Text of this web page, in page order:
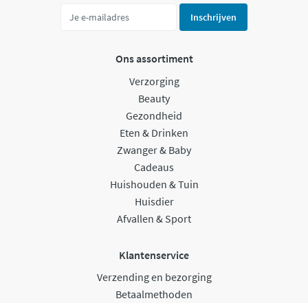
Inschrijven
Ons assortiment
Verzorging
Beauty
Gezondheid
Eten & Drinken
Zwanger & Baby
Cadeaus
Huishouden & Tuin
Huisdier
Afvallen & Sport
Klantenservice
Verzending en bezorging
Betaalmethoden